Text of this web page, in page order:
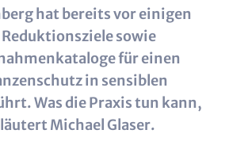
hat bereits vor einigen
sowie
für einen
in sensiblen
Was die Praxis tun kann,
Michael Glaser.